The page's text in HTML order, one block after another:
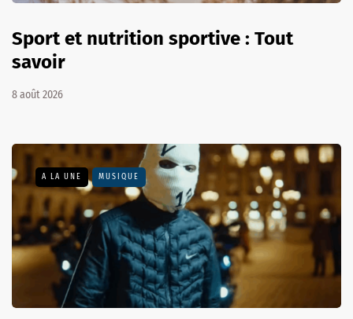
Sport et nutrition sportive : Tout
savoir
8 août 2026
A LA UNE MUSIQUE